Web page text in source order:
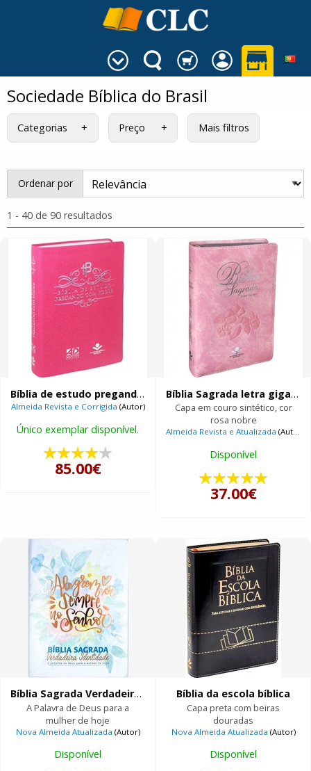
Sociedade Bíblica do Brasil
Categorias Preço Mais filtros
Ordenar por
1 - 40 de 90 resultados
Bíblia de estudo pregando com poder
Almeida Revista e Corrigida (Autor)
Único exemplar disponível.
85.00€
Bíblia Sagrada letra gigante com índice digital
Capa em couro sintético, cor
rosa nobre
Almeida Revista e Atualizada (Autor)
Disponível
37.00€
Bíblia Sagrada Verdadeira Identidade
A Palavra de Deus para a
mulher de hoje
Nova Almeida Atualizada (Autor)
Disponível
Bíblia da escola bíblica
Capa preta com beiras
douradas
Nova Almeida Atualizada (Autor)
Disponível